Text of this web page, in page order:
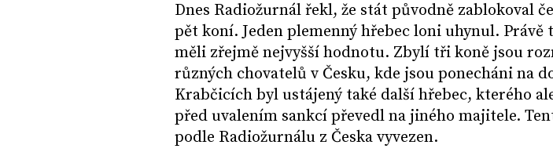
Dnes Radiožurnál řekl, že stát původně zablokoval
pět koní. Jeden plemenný hřebec loni uhynul. Právě
měli zřejmě nejvyšší hodnotu. Zbylí tři koně jsou
různých chovatelů v Česku, kde jsou ponecháni na
Krabčicích byl ustájený také další hřebec, kterého
před uvalením sankcí převedl na jiného majitele.
podle Radiožurnálu z Česka vyvezen.